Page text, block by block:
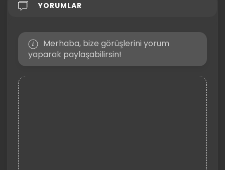
YORUMLAR
Merhaba, bize görüşlerini yorum
yaparak paylaşabilirsin!